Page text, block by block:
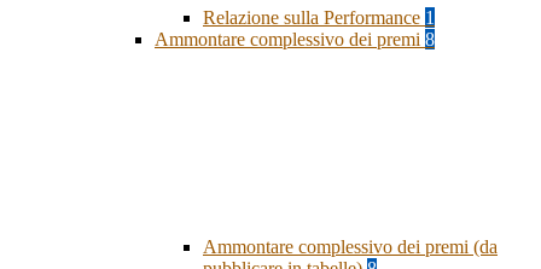
Relazione sulla Performance 1
Ammontare complessivo dei premi 8
Ammontare complessivo dei premi (da